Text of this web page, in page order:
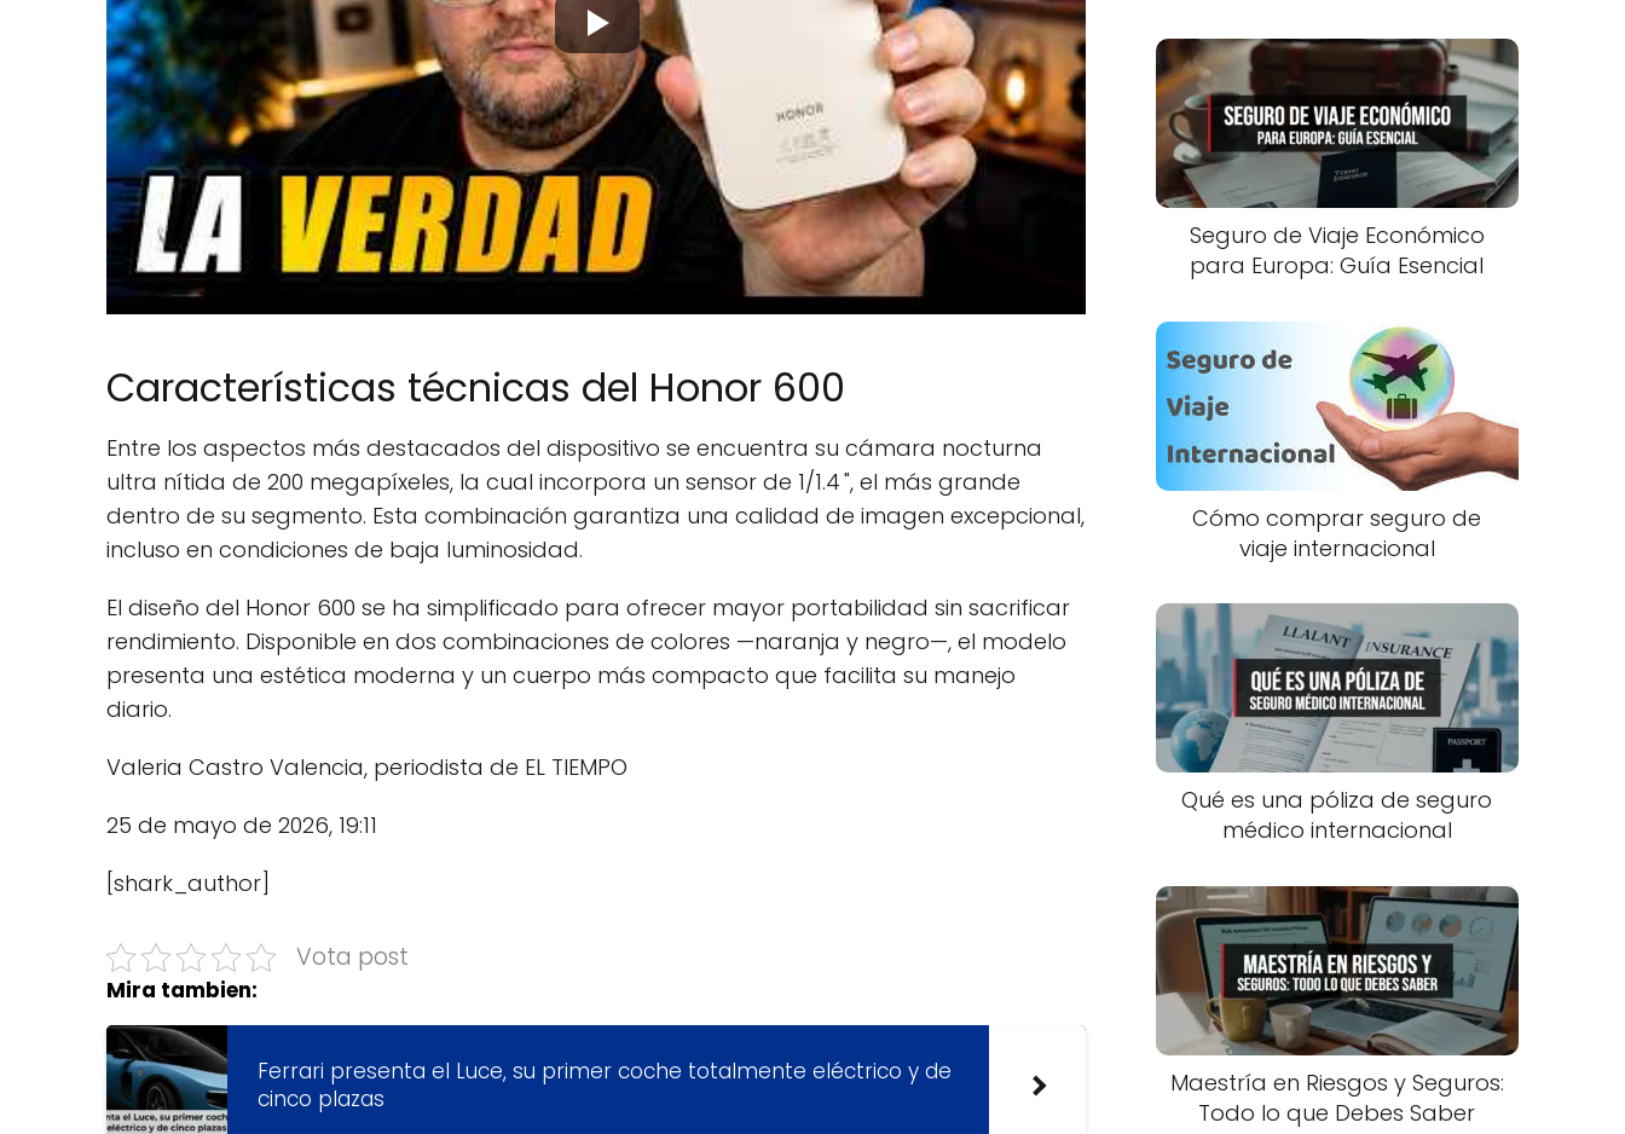
Características técnicas del Honor 600
Entre los aspectos más destacados del dispositivo se encuentra su cámara nocturna
ultra nítida de 200 megapíxeles, la cual incorpora un sensor de 1/1.4 ", el más grande
dentro de su segmento. Esta combinación garantiza una calidad de imagen excepcional,
incluso en condiciones de baja luminosidad.
El diseño del Honor 600 se ha simplificado para ofrecer mayor portabilidad sin sacrificar
rendimiento. Disponible en dos combinaciones de colores —naranja y negro—, el modelo
presenta una estética moderna y un cuerpo más compacto que facilita su manejo
diario.
Valeria Castro Valencia, periodista de EL TIEMPO
25 de mayo de 2026, 19:11
[shark_author]
Vota post
Mira tambien:
Ferrari presenta el Luce, su primer coche totalmente eléctrico y de
cinco plazas
Seguro de Viaje Económico
para Europa: Guía Esencial
Cómo comprar seguro de
viaje internacional
Qué es una póliza de seguro
médico internacional
Maestría en Riesgos y Seguros:
Todo lo que Debes Saber